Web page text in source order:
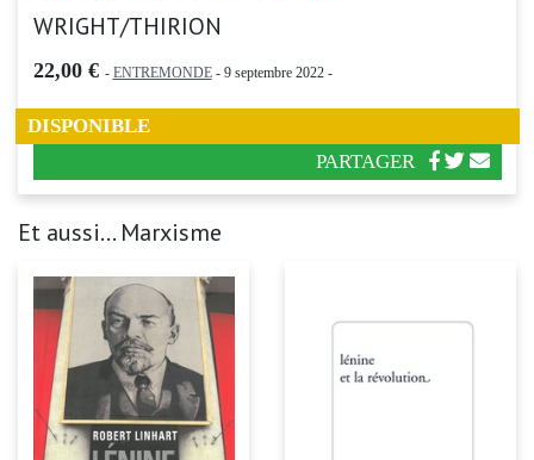
WRIGHT/THIRION
22,00 € - ENTREMONDE- 9 septembre 2022 -
DISPONIBLE
PARTAGER
Et aussi... Marxisme